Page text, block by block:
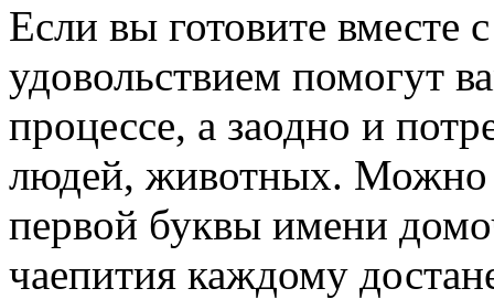
Если вы готовите вместе
удовольствием помогут
процессе, а заодно и
людей, животных. Можно
первой буквы имени
чаепития каждому